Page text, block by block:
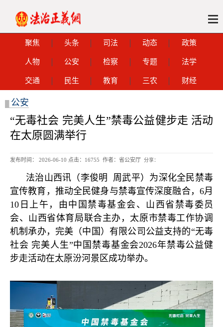
聚焦 头条 司法 动态 政策
人物 公安 检察 专题 法学
交通 民生 教育 三农 财经
公安
“无毒社会 完美人生”禁毒公益健步走 活动
在太原圆满举行
发布时间： 2026-06-10 点击： 16755 作者：省公安厅 分享：
法治山西讯（李俊明 周武平）为深化全民禁毒
宣传教育，推动全民健身与禁毒宣传深度融合，6月
10日上午，由中国禁毒基金会、山西省禁毒委员
会、山西省体育局联合主办，太原市禁毒工作协调
机制承办，完美（中国）有限公司公益支持的“无毒
社会 完美人生”中国禁毒基金会2026年禁毒公益健
步走活动在太原汾河景区成功举办。